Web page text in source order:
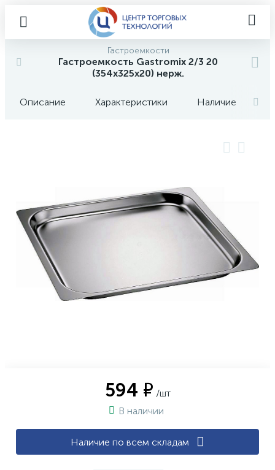
Гастроемкости
Гастроемкость Gastromix 2/3 20
(354х325х20) нерж.
Описание Характеристики Наличие
594 ₽ /шт
В наличии
Наличие по всем складам